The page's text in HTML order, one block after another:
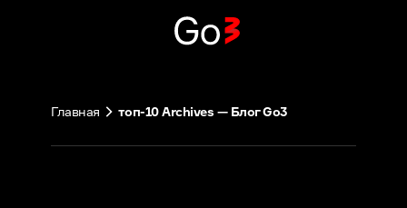
Главная топ-10 Archives — Блог Go3